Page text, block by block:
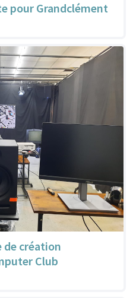
pour Grandclément
de création
Club